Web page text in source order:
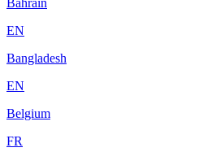
Bahrain
EN
Bangladesh
EN
Belgium
FR